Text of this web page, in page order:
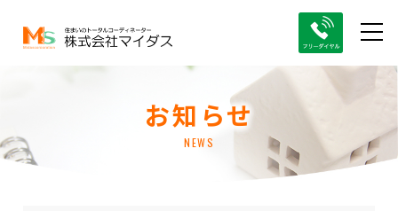
お知らせ
NEWS